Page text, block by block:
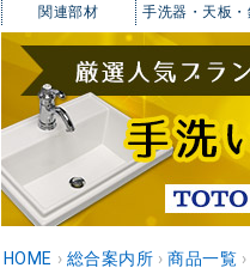
関連部材
手洗器・天板・
HOME › 総合案内所 › 商品一覧 ›